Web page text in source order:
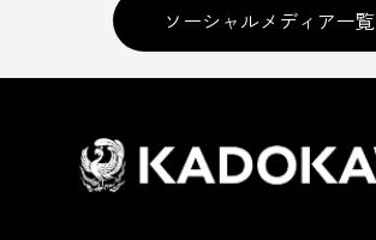
ソーシャルメディア一覧